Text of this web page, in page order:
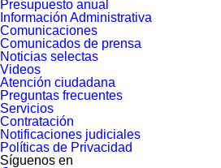
Presupuesto anual
Información Administrativa
Comunicaciones
Comunicados de prensa
Noticias selectas
Videos
Atención ciudadana
Preguntas frecuentes
Servicios
Contratación
Notificaciones judiciales
Políticas de Privacidad
Síguenos en